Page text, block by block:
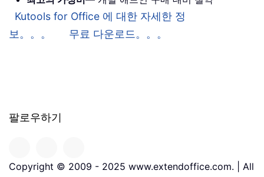
Kutools for Office 에 대한 자세한 정
보。。。
무료 다운로드。。。
팔로우하기
Copyright © 2009 - 2025 www.extendoffice.com. | All